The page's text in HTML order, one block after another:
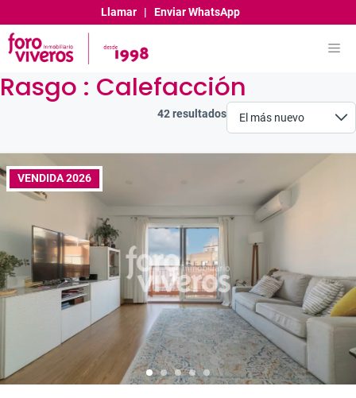
al
contenido
Llamar| Enviar WhatsApp
Rasgo : Calefacción
42 resultados
VENDIDA 2026